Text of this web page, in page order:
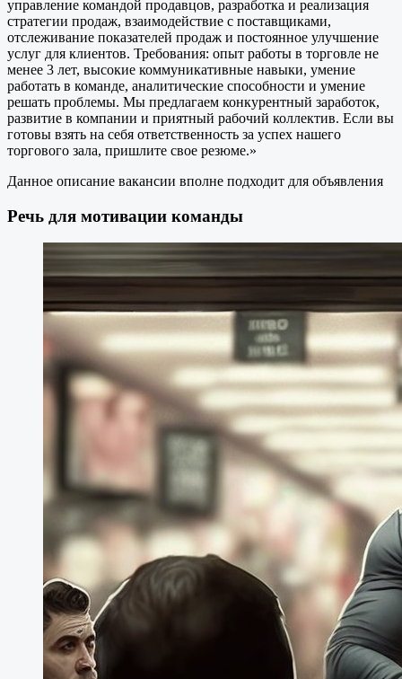
управление командой продавцов, разработка и реализация
стратегии продаж, взаимодействие с поставщиками,
отслеживание показателей продаж и постоянное улучшение
услуг для клиентов. Требования: опыт работы в торговле не
менее 3 лет, высокие коммуникативные навыки, умение
работать в команде, аналитические способности и умение
решать проблемы. Мы предлагаем конкурентный заработок,
развитие в компании и приятный рабочий коллектив. Если вы
готовы взять на себя ответственность за успех нашего
торгового зала, пришлите свое резюме.»
Данное описание вакансии вполне подходит для объявления
Речь для мотивации команды